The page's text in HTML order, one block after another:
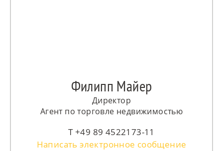
Филипп Майер
Директор
Агент по торговле недвижимостью
+49 89 4522173-11
Написать электронное сообщение